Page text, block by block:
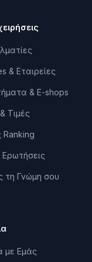
Πάτρα με
Σύγκρινε
τιμές — χωρίς
έχει
projects
αίτημα
από πολλούς
Video
& Εταιρείες
& E-shops
Τιμές
τη Γνώμη σου
με Εμάς